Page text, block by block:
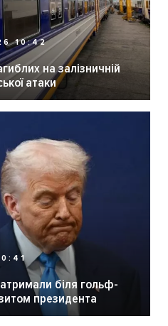
10:42
на залізничній
атаки
біля гольф-
президента